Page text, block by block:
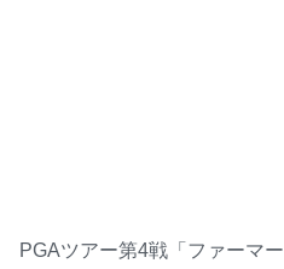
PGAツアー第4戦「ファーマ